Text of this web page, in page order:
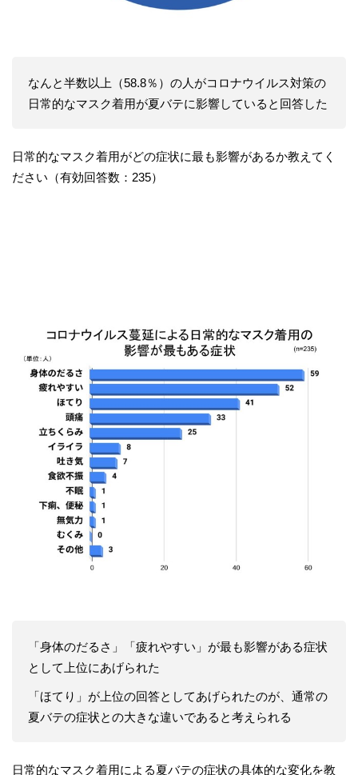
なんと半数以上（58.8％）の人がコロナウイルス対策の
日常的なマスク着用が夏バテに影響していると回答した
日常的なマスク着用がどの症状に最も影響があるか教えてく
ださい（有効回答数：235）
「身体のだるさ」「疲れやすい」が最も影響がある症状
として上位にあげられた
「ほてり」が上位の回答としてあげられたのが、通常の
夏バテの症状との大きな違いであると考えられる
日常的なマスク着用による夏バテの症状の具体的な変化を教